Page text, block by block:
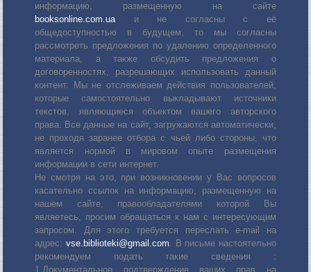
информацию, размещенную на сайте
booksonline.com.uaи не согласны с её
общедоступностью в будущем, то мы согласны
рассмотреть предложения по удалению определенного
материала, а также обсудить предложения о
договоренностях, разрешающих использовать данный
контент. Мы не отслеживаем действия пользователей,
которые самостоятельно выкладывают источники
текстов, являющиеся объектом вашего авторского
права. Все данные на сайт, загружаются автоматически,
не проходя заранее отбора с чьей либо стороны, что
является нормой в мировом опыте размещения
информации в сети интернет.
Не смотря на это, при возникновении у Вас вопросов
касательно ссылок на информацию, размещенную на
нашем сайте, правообладателями которой Вы
являетесь, просим обращаться к нам с интересующим
запросом. Для этого требуется переслать е-mail на
адрес: vse.biblioteki@gmail.com. В письме настоятельно
рекомендуем подать такие сведения :
1.Документальное подтверждение ваших прав на